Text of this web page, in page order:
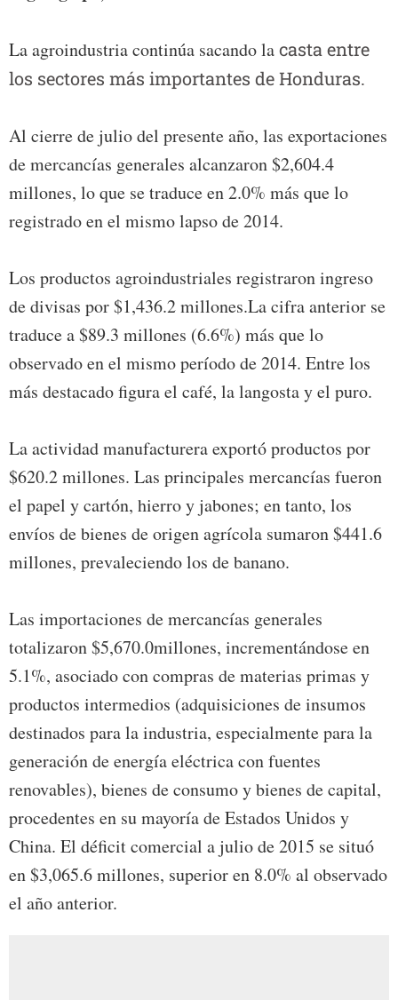
La agroindustria continúa sacando lacasta entre
los sectores más importantes de Honduras.
Al cierre de julio del presente año, las exportaciones
de mercancías generales alcanzaron $2,604.4
millones, lo que se traduce en 2.0% más que lo
registrado en el mismo lapso de 2014.
Los productos agroindustriales registraron ingreso
de divisas por $1,436.2 millones.La cifra anterior se
traduce a $89.3 millones (6.6%) más que lo
observado en el mismo período de 2014. Entre los
más destacado figura el café, la langosta y el puro.
La actividad manufacturera exportó productos por
$620.2 millones. Las principales mercancías fueron
el papel y cartón, hierro y jabones; en tanto, los
envíos de bienes de origen agrícola sumaron $441.6
millones, prevaleciendo los de banano.
Las importaciones de mercancías generales
totalizaron $5,670.0millones, incrementándose en
5.1%, asociado con compras de materias primas y
productos intermedios (adquisiciones de insumos
destinados para la industria, especialmente para la
generación de energía eléctrica con fuentes
renovables), bienes de consumo y bienes de capital,
procedentes en su mayoría de Estados Unidos y
China. El déficit comercial a julio de 2015 se situó
en $3,065.6 millones, superior en 8.0% al observado
el año anterior.